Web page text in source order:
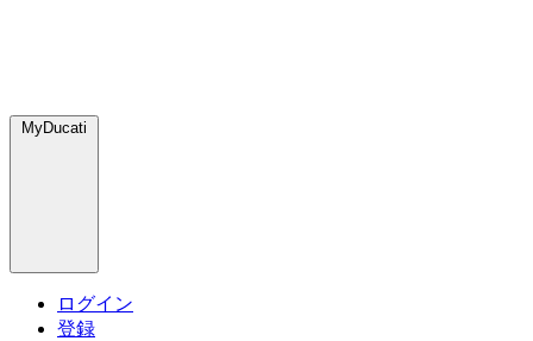
MyDucati
ログイン
登録